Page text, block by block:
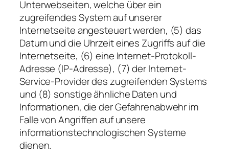
Unterwebseiten, welche über ein
zugreifendes System auf unserer
Internetseite angesteuert werden, (5) das
Datum und die Uhrzeit eines Zugriffs auf die
Internetseite, (6) eine Internet-Protokoll-
Adresse (IP-Adresse), (7) der Internet-
Service-Provider des zugreifenden Systems
und (8) sonstige ähnliche Daten und
Informationen, die der Gefahrenabwehr im
Falle von Angriffen auf unsere
informationstechnologischen Systeme
dienen.